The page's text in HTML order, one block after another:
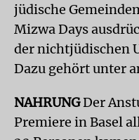
jüdische
Mizwa Days
der nichtjüdischen
Dazu gehört unter
NAHRUNGDer
Premiere in Basel